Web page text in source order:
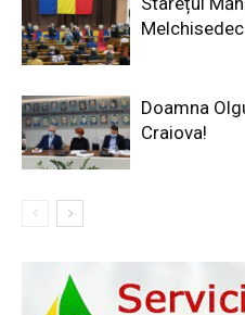
Melchisedec
Doamna
Craiova!